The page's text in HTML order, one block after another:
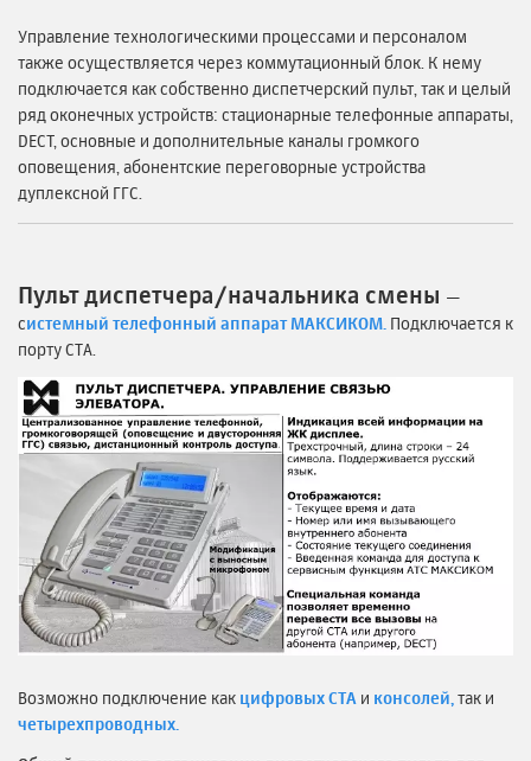
Управление технологическими процессами и персоналом
также осуществляется через коммутационный блок. К нему
подключается как собственно диспетчерский пульт, так и целый
ряд оконечных устройств: стационарные телефонные аппараты,
DECT, основные и дополнительные каналы громкого
оповещения, абонентские переговорные устройства
дуплексной ГГС.
Пульт диспетчера/начальника смены —
системный телефонный аппарат МАКСИКОМ. Подключается к
порту СТА.
Возможно подключение как цифровых СТА и консолей, так и
четырехпроводных.